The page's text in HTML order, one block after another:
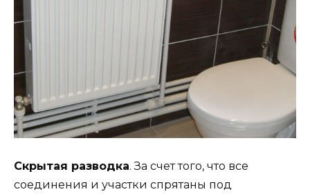
Скрытая разводка. За счет того, что все
соединения и участки спрятаны под